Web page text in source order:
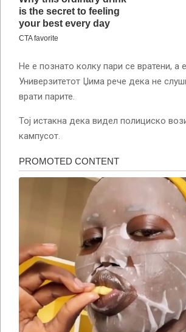
Не е познато колку пари се вратени, а
Универзитетот Џима рече дека не
врати парите.
Тој истакна дека видел полициско
кампусот.